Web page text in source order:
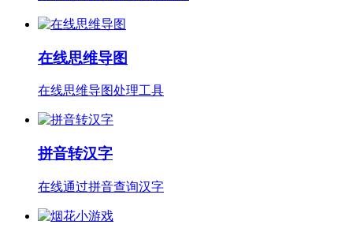
在线思维导图
在线思维导图处理工具
拼音转汉字
在线通过拼音查询汉字